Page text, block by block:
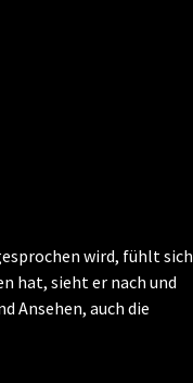
wird, fühlt sich
hat, sieht er nach und
Ansehen, auch die